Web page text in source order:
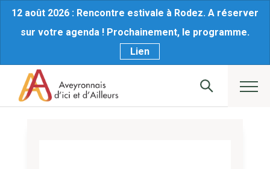
12 août 2026 : Rencontre estivale à Rodez. A réserver
sur votre agenda ! Prochainement, le programme.
Lien